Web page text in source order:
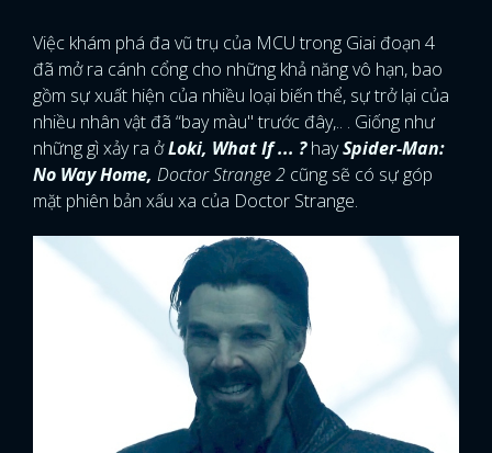
Việc khám phá đa vũ trụ của MCU trong Giai đoạn 4
đã mở ra cánh cổng cho những khả năng vô hạn, bao
gồm sự xuất hiện của nhiều loại biến thể, sự trở lại của
nhiều nhân vật đã “bay màu" trước đây,.. . Giống như
Loki, What If ... ?hay
Doctor Strange 2cũng sẽ có sự góp
mặt phiên bản xấu xa của Doctor Strange.